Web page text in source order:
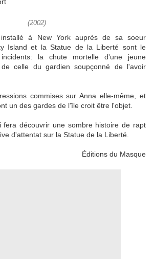
(2002)
à New York auprès de sa soeur
Island et la Statue de la Liberté sont le
la chute mortelle d'une jeune
de celle du gardien soupçonné de l'avoir
commises sur Anna elle-même, et
un des gardes de l'île croit être l'objet.
fera découvrir une sombre histoire de rapt
d'attentat sur la Statue de la Liberté.
Éditions du Masque